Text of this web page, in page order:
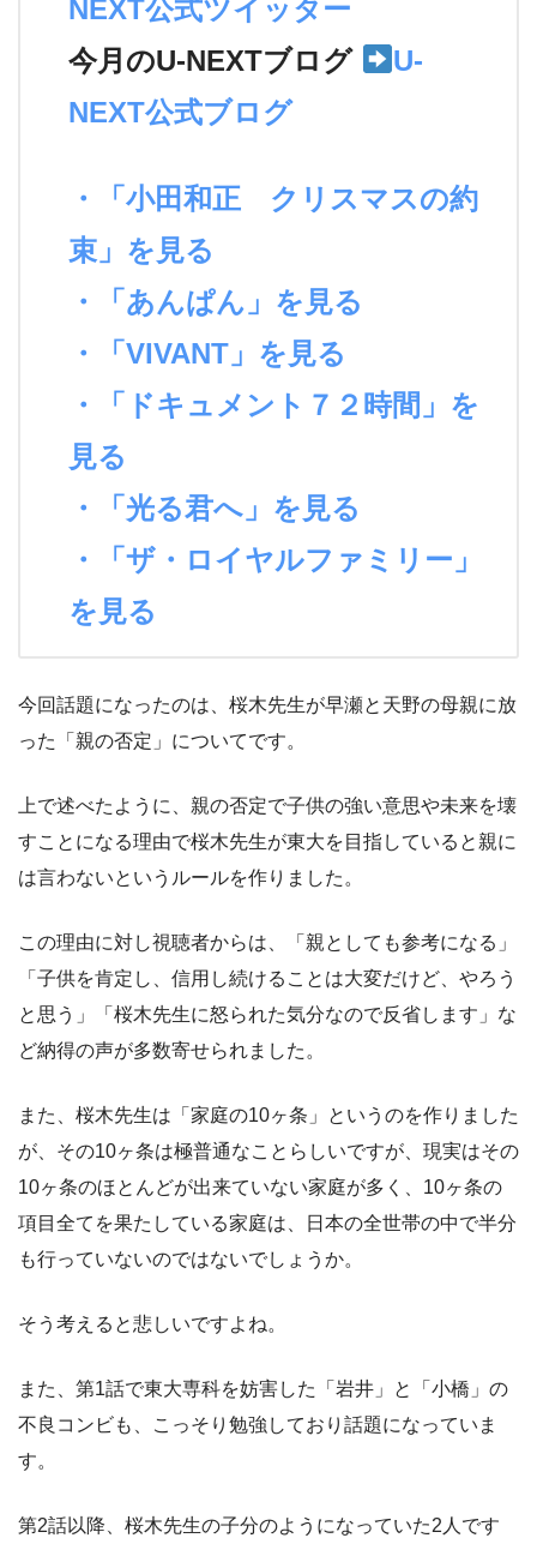
NEXT公式ツイッター
今月のU-NEXTブログ
U-
NEXT公式ブログ
・「小田和正 クリスマスの約
束」を見る
・「あんぱん」を見る
・「VIVANT」を見る
・「ドキュメント７２時間」を
見る
・「光る君へ」を見る
・「ザ・ロイヤルファミリー」
を見る
今回話題になったのは、桜木先生が早瀬と天野の母親に放
った「親の否定」についてです。
上で述べたように、親の否定で子供の強い意思や未来を壊
すことになる理由で桜木先生が東大を目指していると親に
は言わないというルールを作りました。
この理由に対し視聴者からは、「親としても参考になる」
「子供を肯定し、信用し続けることは大変だけど、やろう
と思う」「桜木先生に怒られた気分なので反省します」な
ど納得の声が多数寄せられました。
また、桜木先生は「家庭の10ヶ条」というのを作りました
が、その10ヶ条は極普通なことらしいですが、現実はその
10ヶ条のほとんどが出来ていない家庭が多く、10ヶ条の
項目全てを果たしている家庭は、日本の全世帯の中で半分
も行っていないのではないでしょうか。
そう考えると悲しいですよね。
また、第1話で東大専科を妨害した「岩井」と「小橋」の
不良コンビも、こっそり勉強しており話題になっていま
す。
第2話以降、桜木先生の子分のようになっていた2人です